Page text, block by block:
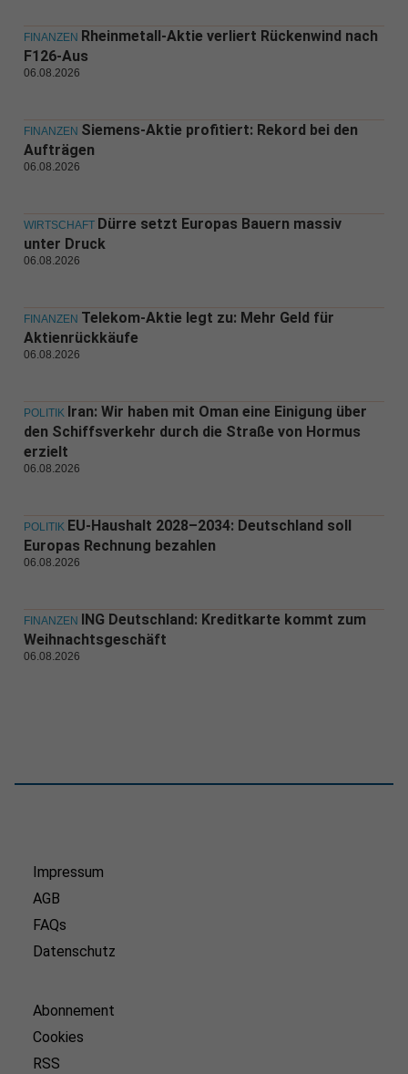
FINANZEN Rheinmetall-Aktie verliert Rückenwind nach
F126-Aus
06.08.2026
FINANZEN Siemens-Aktie profitiert: Rekord bei den
Aufträgen
06.08.2026
WIRTSCHAFT Dürre setzt Europas Bauern massiv
unter Druck
06.08.2026
FINANZEN Telekom-Aktie legt zu: Mehr Geld für
Aktienrückkäufe
06.08.2026
POLITIK Iran: Wir haben mit Oman eine Einigung über
den Schiffsverkehr durch die Straße von Hormus
erzielt
06.08.2026
POLITIK EU-Haushalt 2028–2034: Deutschland soll
Europas Rechnung bezahlen
06.08.2026
FINANZEN
ING Deutschland: Kreditkarte kommt zum
Weihnachtsgeschäft
06.08.2026
Impressum
AGB
FAQs
Datenschutz
Abonnement
Cookies
RSS